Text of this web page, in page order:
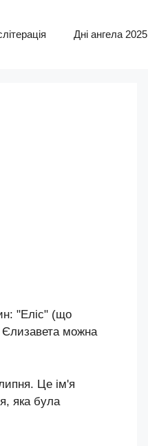
Дні ангела 2025
"Еліс" (що
можна
Це ім'я
яка була